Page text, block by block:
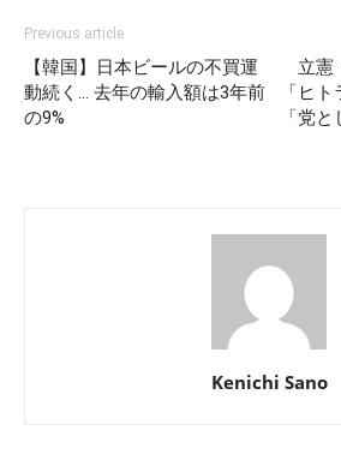
Previous article
【韓国】日本ビールの不買運
動続く… 去年の輸入額は3年前
の9%
立憲
「ヒ
「党
Kenichi Sano